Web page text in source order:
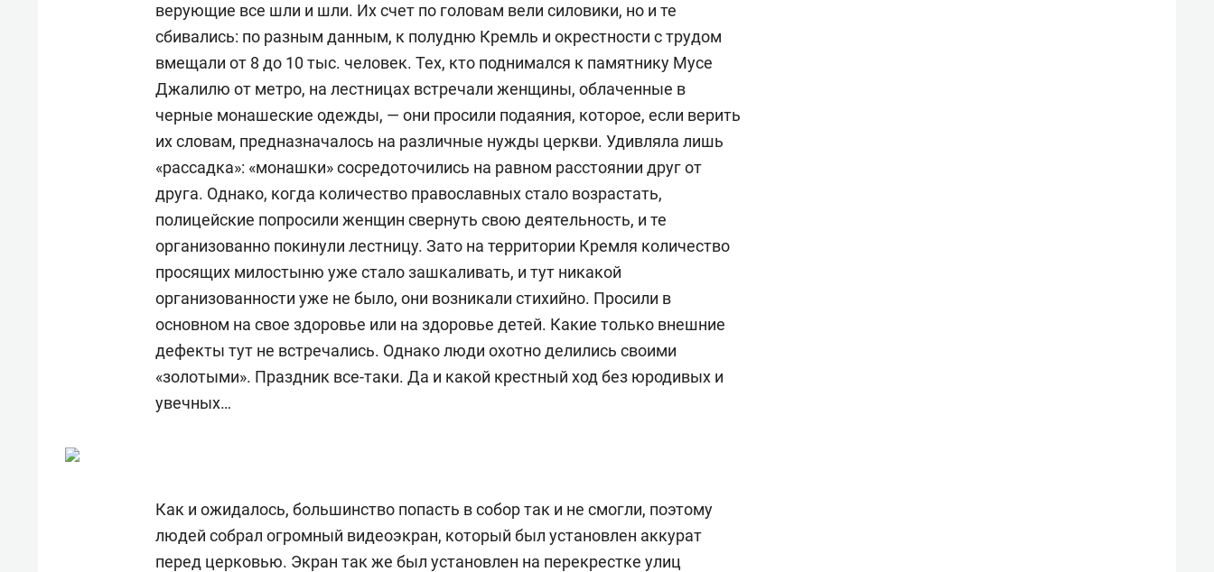
верующие все шли и шли. Их счет по головам вели силовики, но и те
сбивались: по разным данным, к полудню Кремль и окрестности с трудом
вмещали от 8 до 10 тыс. человек. Тех, кто поднимался к памятнику Мусе
Джалилю от метро, на лестницах встречали женщины, облаченные в
черные монашеские одежды, — они просили подаяния, которое, если верить
их словам, предназначалось на различные нужды церкви. Удивляла лишь
«рассадка»: «монашки» сосредоточились на равном расстоянии друг от
друга. Однако, когда количество православных стало возрастать,
полицейские попросили женщин свернуть свою деятельность, и те
организованно покинули лестницу. Зато на территории Кремля количество
просящих милостыню уже стало зашкаливать, и тут никакой
организованности уже не было, они возникали стихийно. Просили в
основном на свое здоровье или на здоровье детей. Какие только внешние
дефекты тут не встречались. Однако люди охотно делились своими
«золотыми». Праздник все-таки. Да и какой крестный ход без юродивых и
увечных…
Как и ожидалось, большинство попасть в собор так и не смогли, поэтому
людей собрал огромный видеоэкран, который был установлен аккурат
перед церковью. Экран так же был установлен на перекрестке улиц